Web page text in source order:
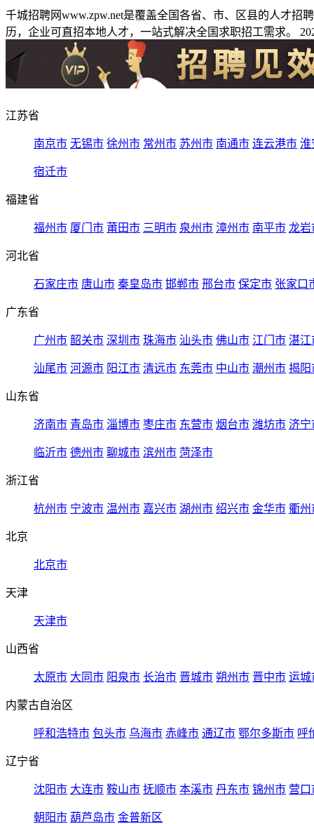
千城招聘网www.zpw.net是覆盖全国各省、市、区县的人才
历，企业可直招本地人才，一站式解决全国求职招工需求。
江苏省
南京市 无锡市 徐州市 常州市 苏州市 南通市 连云港市 淮
宿迁市
福建省
福州市 厦门市 莆田市 三明市 泉州市 漳州市 南平市 龙岩
河北省
石家庄市 唐山市 秦皇岛市 邯郸市 邢台市 保定市 张家口
广东省
广州市 韶关市 深圳市 珠海市 汕头市 佛山市 江门市 湛江
汕尾市 河源市 阳江市 清远市 东莞市 中山市 潮州市 揭阳
山东省
济南市 青岛市 淄博市 枣庄市 东营市 烟台市 潍坊市 济宁
临沂市 德州市 聊城市 滨州市 菏泽市
浙江省
杭州市 宁波市 温州市 嘉兴市 湖州市 绍兴市 金华市 衢州
北京
北京市
天津
天津市
山西省
太原市 大同市 阳泉市 长治市 晋城市 朔州市 晋中市 运城
内蒙古自治区
呼和浩特市 包头市 乌海市 赤峰市 通辽市 鄂尔多斯市 呼
辽宁省
沈阳市 大连市 鞍山市 抚顺市 本溪市 丹东市 锦州市 营口
朝阳市 葫芦岛市 金普新区